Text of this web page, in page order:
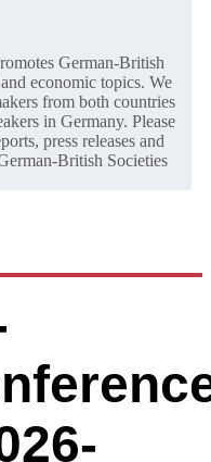
German-British
economic topics. We
from both countries
in Germany. Please
press releases and
British Societies